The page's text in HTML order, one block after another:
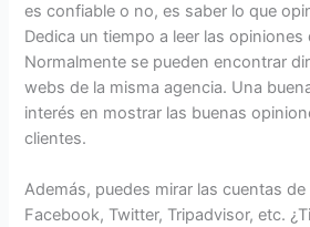
es confiable o no, es saber lo que
Dedica un tiempo a leer las
Normalmente se pueden encontrar
webs de la misma agencia. Una
interés en mostrar las buenas
clientes.
Además, puedes mirar las cuentas de
Facebook, Twitter, Tripadvisor, etc.